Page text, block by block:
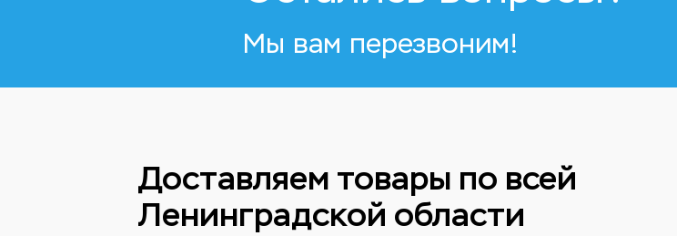
Мы вам перезвоним!
Доставляем товары по всей
Ленинградской области